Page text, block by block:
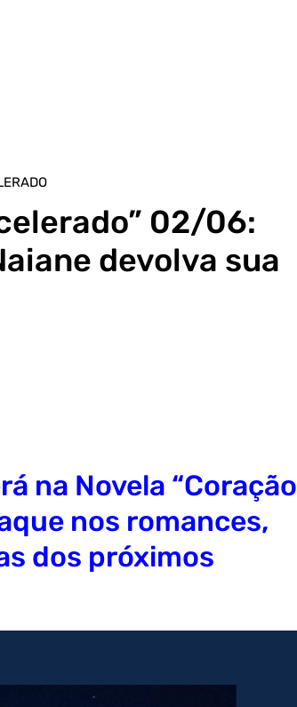
02/06:
devolva sua
na Novela “Coração
nos romances,
dos próximos